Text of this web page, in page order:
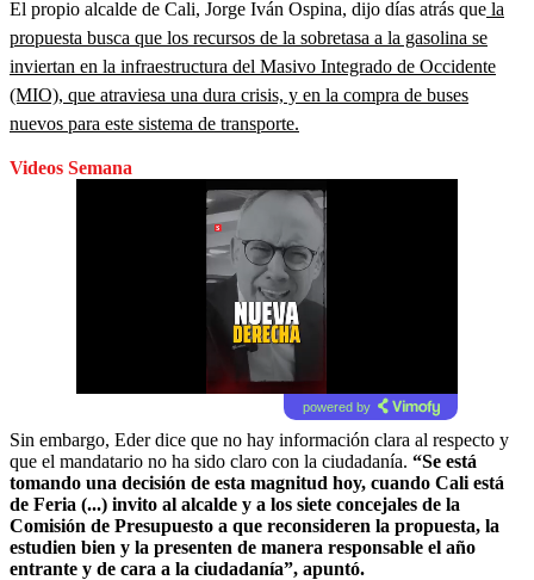
El propio alcalde de Cali, Jorge Iván Ospina, dijo días atrás que la
propuesta busca que los recursos de la sobretasa a la gasolina se
inviertan en la infraestructura del Masivo Integrado de Occidente
(MIO), que atraviesa una dura crisis, y en la compra de buses
nuevos para este sistema de transporte.
Videos Semana
powered by
Sin embargo, Eder dice que no hay información clara al respecto y
que el mandatario no ha sido claro con la ciudadanía. “Se está
tomando una decisión de esta magnitud hoy, cuando Cali está
de Feria (...) invito al alcalde y a los siete concejales de la
Comisión de Presupuesto a que reconsideren la propuesta, la
estudien bien y la presenten de manera responsable el año
entrante y de cara a la ciudadanía”, apuntó.